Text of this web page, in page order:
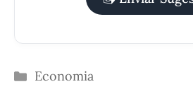
Categorias
Economia